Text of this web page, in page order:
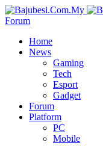
Forum
Home
News
Gaming
Tech
Esport
Gadget
Forum
Platform
PC
Mobile